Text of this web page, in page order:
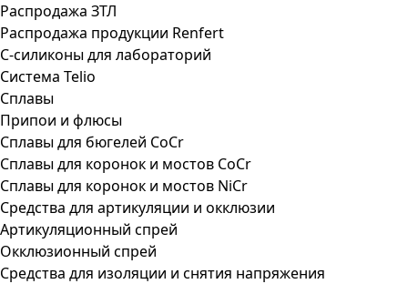
Распродажа ЗТЛ
Распродажа продукции Renfert
С-силиконы для лабораторий
Система Telio
Сплавы
Припои и флюсы
Сплавы для бюгелей CoCr
Сплавы для коронок и мостов CoCr
Сплавы для коронок и мостов NiCr
Средства для артикуляции и окклюзии
Артикуляционный спрей
Окклюзионный спрей
Средства для изоляции и снятия напряжения